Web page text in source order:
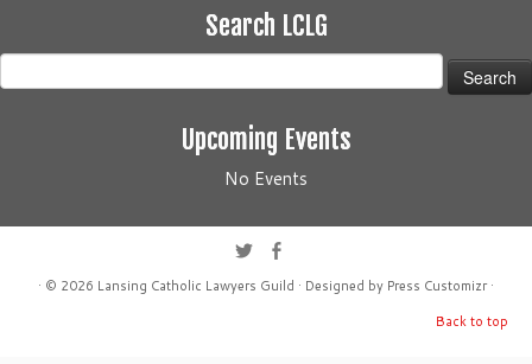
Search LCLG
Search
for:
Upcoming Events
No Events
· © 2026 Lansing Catholic Lawyers Guild · Designed by Press Customizr·
Back to top